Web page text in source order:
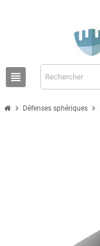
view_headline
chevron_right Défenses sphériques chevron_right